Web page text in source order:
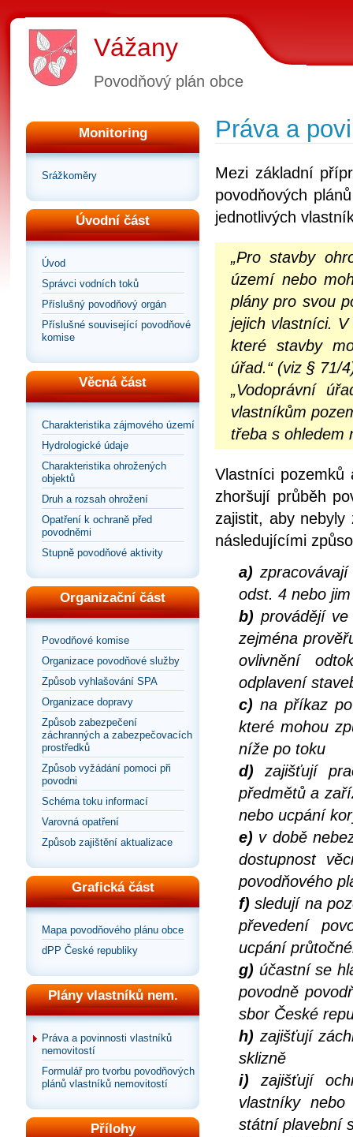
Vážany
Povodňový plán obce
Monitoring
Srážkoměry
Úvodní část
Úvod
Správci vodních toků
Příslušný povodňový orgán
Příslušné související povodňové
komise
Věcná část
Charakteristika zájmového území
Hydrologické údaje
Charakteristika ohrožených
objektů
Druh a rozsah ohrožení
Opatření k ochraně před
povodněmi
Stupně povodňové aktivity
Organizační část
Povodňové komise
Organizace povodňové služby
Způsob vyhlašování SPA
Organizace dopravy
Způsob zabezpečení
záchranných a zabezpečovacích
prostředků
Způsob vyžádání pomoci při
povodni
Schéma toku informací
Varovná opatření
Způsob zajištění aktualizace
Grafická část
Mapa povodňového plánu obce
dPP České republiky
Plány vlastníků nem.
Práva a povinnosti vlastníků
nemovitostí
Formulář pro tvorbu povodňových
plánů vlastníků nemovitostí
Přílohy
Práva a
Mezi základní
povodňových
jednotlivých
„Pro stavby
území nebo
plány pro svou
jejich vlastníci.
které stavby
úřad.“ (viz § 71/
„Vodoprávní
vlastníkům
třeba s ohledem
Vlastníci
zhoršují průběh
zajistit, aby
následujícími
a)
odst. 4 nebo
b) provádějí
zejména
ovlivnění
odplavení
c) na příkaz
které mohou
níže po toku
d) zajišťují
předmětů a
nebo ucpání
e) v době
dostupnost
povodňového
f) sledují na
převedení
ucpání
g) účastní se
povodně
sbor České
h) zajišťují
sklizně
i) zajišťují
vlastníky
státní plavební